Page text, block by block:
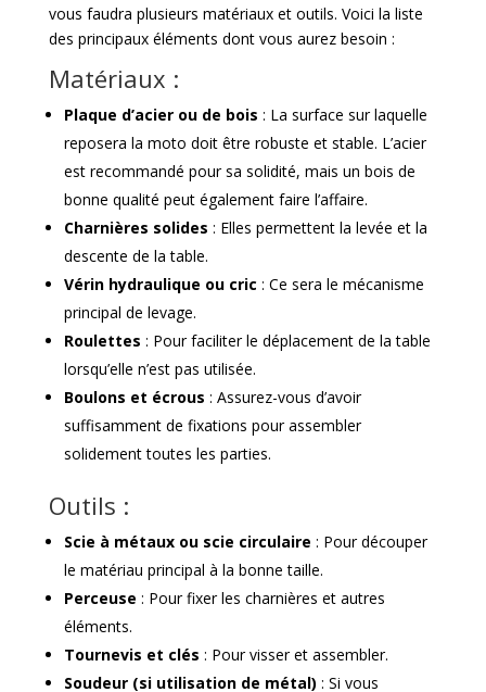
vous faudra plusieurs matériaux et outils. Voici la liste
des principaux éléments dont vous aurez besoin :
Matériaux :
Plaque d’acier ou de bois : La surface sur laquelle
reposera la moto doit être robuste et stable. L’acier
est recommandé pour sa solidité, mais un bois de
bonne qualité peut également faire l’affaire.
Charnières solides : Elles permettent la levée et la
descente de la table.
Vérin hydraulique ou cric : Ce sera le mécanisme
principal de levage.
Roulettes : Pour faciliter le déplacement de la table
lorsqu’elle n’est pas utilisée.
Boulons et écrous : Assurez-vous d’avoir
suffisamment de fixations pour assembler
solidement toutes les parties.
Outils :
Scie à métaux ou scie circulaire : Pour découper
le matériau principal à la bonne taille.
Perceuse : Pour fixer les charnières et autres
éléments.
Tournevis et clés : Pour visser et assembler.
Soudeur (si utilisation de métal) : Si vous